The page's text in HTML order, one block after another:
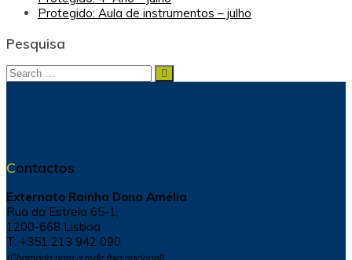
Protegido: Aula de instrumentos – julho
Pesquisa
Search
Search
Contactos
Externato Rainha Dona Amélia
Rua da Estrela 65-1,
1200-668 Lisboa
T. +351 213 942 090
(Chamada para a rede fixa nacional)